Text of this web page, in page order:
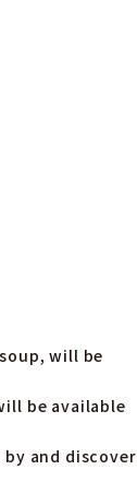
will be
be available
and discover